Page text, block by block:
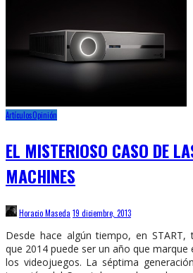
ArtículosOpinión
EL MISTERIOSO CASO DE
MACHINES
Horacio Maseda 19 diciembre, 2013
Desde hace algún tiempo, en
que 2014 puede ser un año que
los videojuegos. La séptima